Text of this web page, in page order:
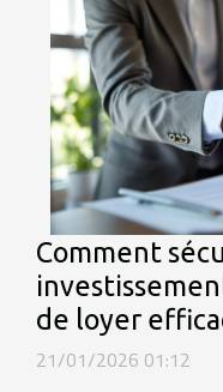
Comment
de loyer
21/01/2026 01:12